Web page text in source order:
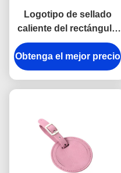
Logotipo de sellado
caliente del rectángulo
de la PU de la etiqueta
del equipaje del viaje de
Pantone del regalo de
Obtenga el mejor precio